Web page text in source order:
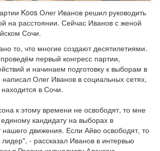
Koos Олег Иванов решил руководить
на расстоянии. Сейчас Иванов с женой
Сочи.
то, что многие создают десятилетиями.
первый конгресс партии,
и начинаем подготовку к выборам в
Олег Иванов в социальных сетях,
в Сочи.
к этому времени не освободят, то мне
единому кандидату на выборах в
движения. Если Айво освободят, то
- рассказал Иванов в интервью